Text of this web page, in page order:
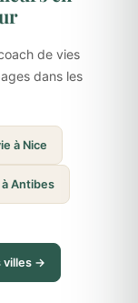
de vies
dans les
à Nice
Antibes
villes →